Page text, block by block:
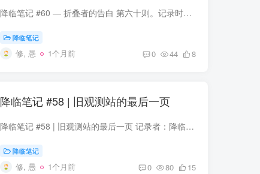
降临笔记 #60 — 折叠者的告白 第六十则。记录时间：降临纪元第七年，雾月十七，戌时。记录者：叶岑，独立降临者，拉古拉古边界地带自由档案员。身边设备：基础维度锚（稳定）、个人速写本（封...
降临笔记
修, 愚 1个月前 0 44 8
降临笔记 #58 | 旧观测站的最后一页
降临笔记 #58 | 旧观测站的最后一页 记录者：降临者 沂安 记录时间：拉古历 第7周期第207年，暖季第8日 地点：第二维度西北山地，废弃维度观测站'西北-7号'（旧编号：NW-7-STA） 我是从一份四十...
降临笔记
修, 愚 1个月前 0 80 15